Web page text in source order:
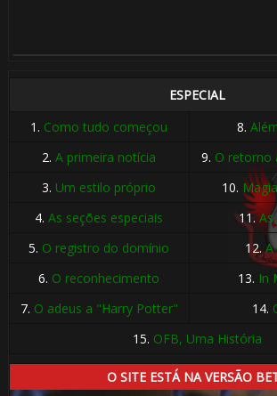
ESPECIAL
1. Como tudo começou 8.
2.A primeira notícia 9. O retorno
3. Um estilo próprio 10.
4.As seções especiais 11.As
5. O registro do domínio 12.A
6. O reconhecimento 13. In
7. O adeus a "Harry Potter" 14.
15. OFB, Uma História
O SITE ESTÁ NA VERSÃO
⚡